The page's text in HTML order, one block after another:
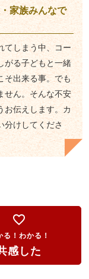
家族みんなで
てしまう中、コー
がる子どもと一緒
そ出来る事。でも
せん。そんな不安
お伝えします。カ
分けしてくださ
favorite_border
る！わかる！
感した